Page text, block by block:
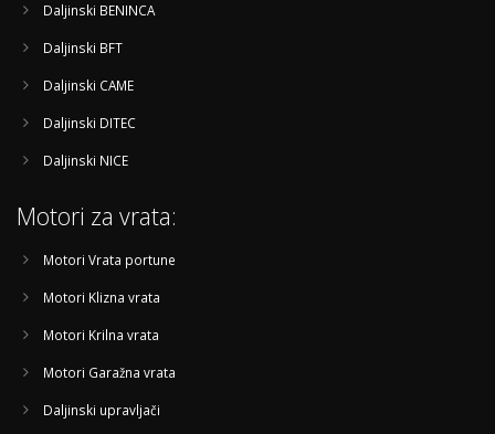
Daljinski BENINCA
Daljinski BFT
Daljinski CAME
Daljinski DITEC
Daljinski NICE
Motori za vrata:
Motori Vrata portune
Motori Klizna vrata
Motori Krilna vrata
Motori Garažna vrata
Daljinski upravljači